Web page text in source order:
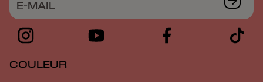
E-MAIL
COULEUR